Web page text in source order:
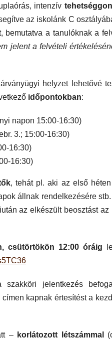
intenzív
az iskolánk C
a tanulóknak a
jelent a felvételi
helyzet lehetővé
időpontokban:
napon 15:00-16:30)
3.; 15:00-16:30)
16:30)
16:30)
, tehát pl. aki az első
állnak rendelkezésére
az elkészült beosztást az
csütörtökön 12:00 óráig
jelentkezés
kapnak értesítést a
– korlátozott létszámmal